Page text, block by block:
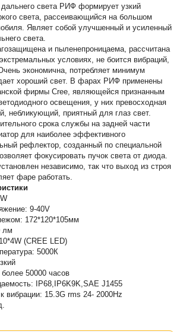
света РИФ формирует узкий
света, рассеивающийся на большом
Являет собой улучшенный и усиленный
света.
и пыленепроницаема, рассчитана
условиях, не боится вибраций,
экономична, потребляет минимум
хороший свет. В фарах РИФ применены
фирмы Cree, являющейся признанным
освещения, у них превосходная
небликующий, приятный для глаз свет.
срока службы на задней части
для наиболее эффективного
рефлектор, созданный по специальной
фокусировать пучок света от диода.
независимо, так что выход из строя
фаре работать.
9-40V
172*120*105мм
лм
(CREE LED)
5000К
50000 часов
IP68,IP6K9K,SAE J1455
вибрации: 15.3G rms 24- 2000Hz